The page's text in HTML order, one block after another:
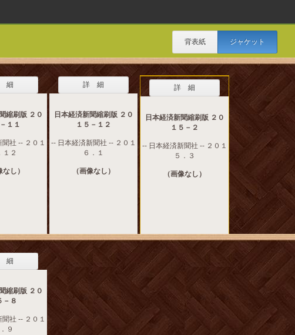
背表紙 ジャケット
細
縮刷版 ２０
１１
社 -- ２０１
１２
なし）
詳 細
日本経済新聞縮刷版 ２０
１５－１２
-- 日本経済新聞社 -- ２０１
６．１
（画像なし）
詳 細
日本経済新聞縮刷版 ２０
１５－２
-- 日本経済新聞社 -- ２０１
５．３
（画像なし）
細
縮刷版 ２０
－８
社 -- ２０１
９